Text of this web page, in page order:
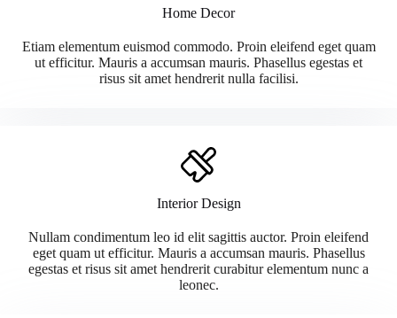
Home Decor
Etiam elementum euismod commodo. Proin eleifend eget quam
ut efficitur. Mauris a accumsan mauris. Phasellus egestas et
risus sit amet hendrerit nulla facilisi.
Interior Design
Nullam condimentum leo id elit sagittis auctor. Proin eleifend
eget quam ut efficitur. Mauris a accumsan mauris. Phasellus
egestas et risus sit amet hendrerit curabitur elementum nunc a
leonec.